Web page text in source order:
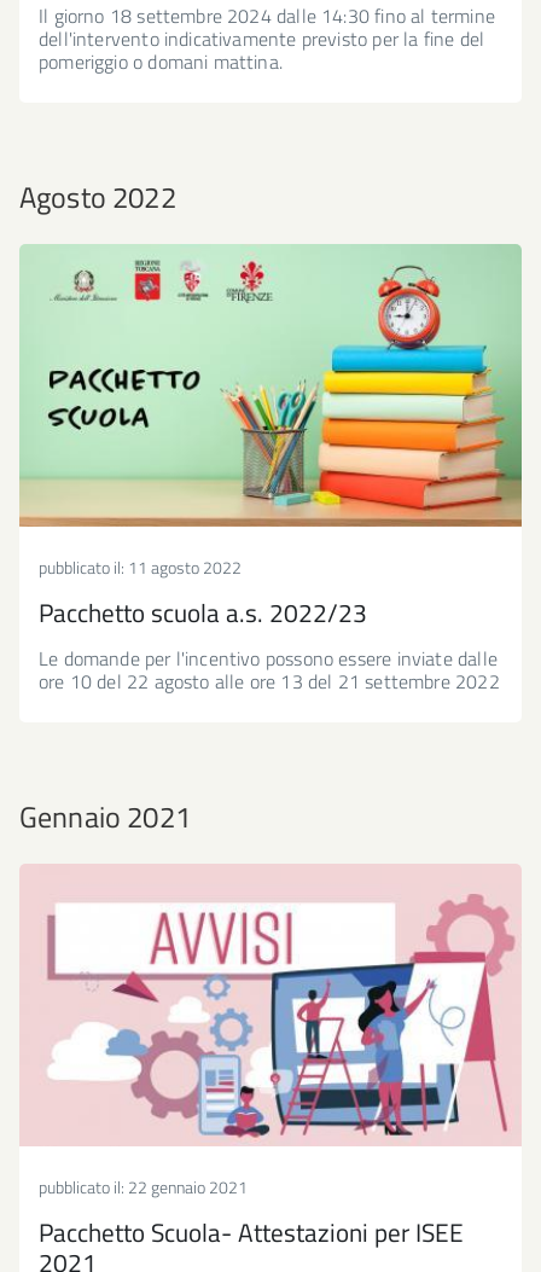
Il giorno 18 settembre 2024 dalle 14:30 fino al termine
dell'intervento indicativamente previsto per la fine del
pomeriggio o domani mattina.
Agosto 2022
pubblicato il: 11 agosto 2022
Pacchetto scuola a.s. 2022/23
Le domande per l'incentivo possono essere inviate dalle
ore 10 del 22 agosto alle ore 13 del 21 settembre 2022
Gennaio 2021
pubblicato il: 22 gennaio 2021
Pacchetto Scuola- Attestazioni per ISEE
2021